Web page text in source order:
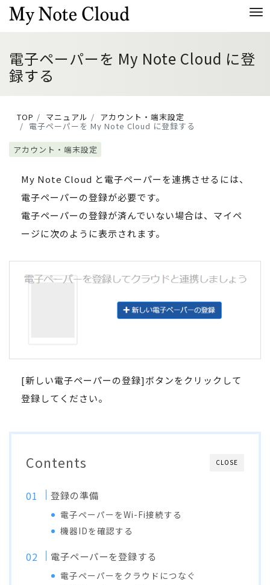
電子ペーパーを My Note Cloud に登
録する
TOP マニュアル アカウント・端末設定
電子ペーパーを My Note Cloud に登録する
アカウント・端末設定
My Note Cloud と電子ペーパーを連携させるには、
電子ペーパーの登録が必要です。
電子ペーパーの登録が済んでいない場合は、マイペ
ージに次のように表示されます。
[新しい電子ペーパーの登録]ボタンをクリックして
登録してください。
CLOSE
Contents
登録の準備
電子ペーパーをWi-Fi接続する
機器IDを確認する
電子ペーパーを登録する
電子ペーパーをクラウドにつなぐ